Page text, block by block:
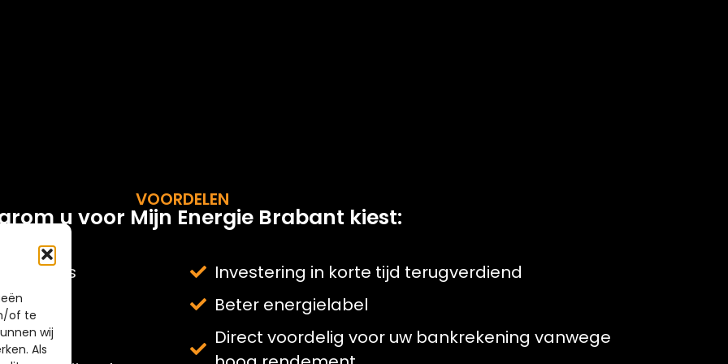
of te
wij
Als
VOORDELEN
u voor Mijn Energie Brabant kiest:
Investering in korte tijd terugverdiend
Beter energielabel
Direct voordelig voor uw bankrekening vanwege